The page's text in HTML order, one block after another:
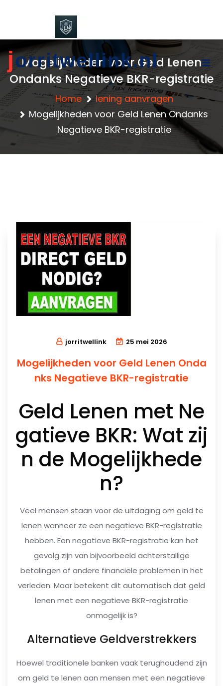
jorritwellink.nl
Mogelijkheden voor Geld Lenen
Ondanks Negatieve BKR-registratie
Home
lening aanvragen
Mogelijkheden voor Geld Lenen Ondanks
Negatieve BKR-registratie
jorritwellink 25 mei 2026
Mogelijkheden voor Geld Lenen Onda
nks Negatieve BKR-registratie
Geld Lenen met Ne
gatieve BKR: Wat zij
n de Mogelijkhede
n?
Veel mensen staan voor de uitdaging om geld te
lenen wanneer ze een negatieve BKR-registratie
hebben. Een negatieve BKR-registratie kan het
gevolg zijn van bijvoorbeeld achterstallige
betalingen of andere financiële problemen in het
verleden. Maar betekent dit automatisch dat geld
lenen met een negatieve BKR-registratie
onmogelijk is?
Alternatieve Geldverstrekkers
Hoewel traditionele banken vaak terughoudend zijn
om geld te lenen aan mensen met een negatieve